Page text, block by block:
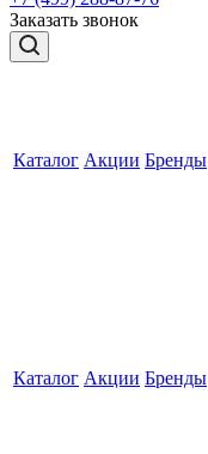
Заказать звонок
Каталог Акции Бренды
Каталог Акции Бренды